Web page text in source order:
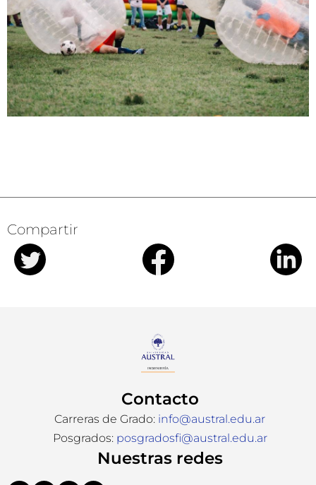
Compartir
Contacto
Carreras de Grado: info@austral.edu.ar
Posgrados: posgradosfi@austral.edu.ar
Nuestras redes